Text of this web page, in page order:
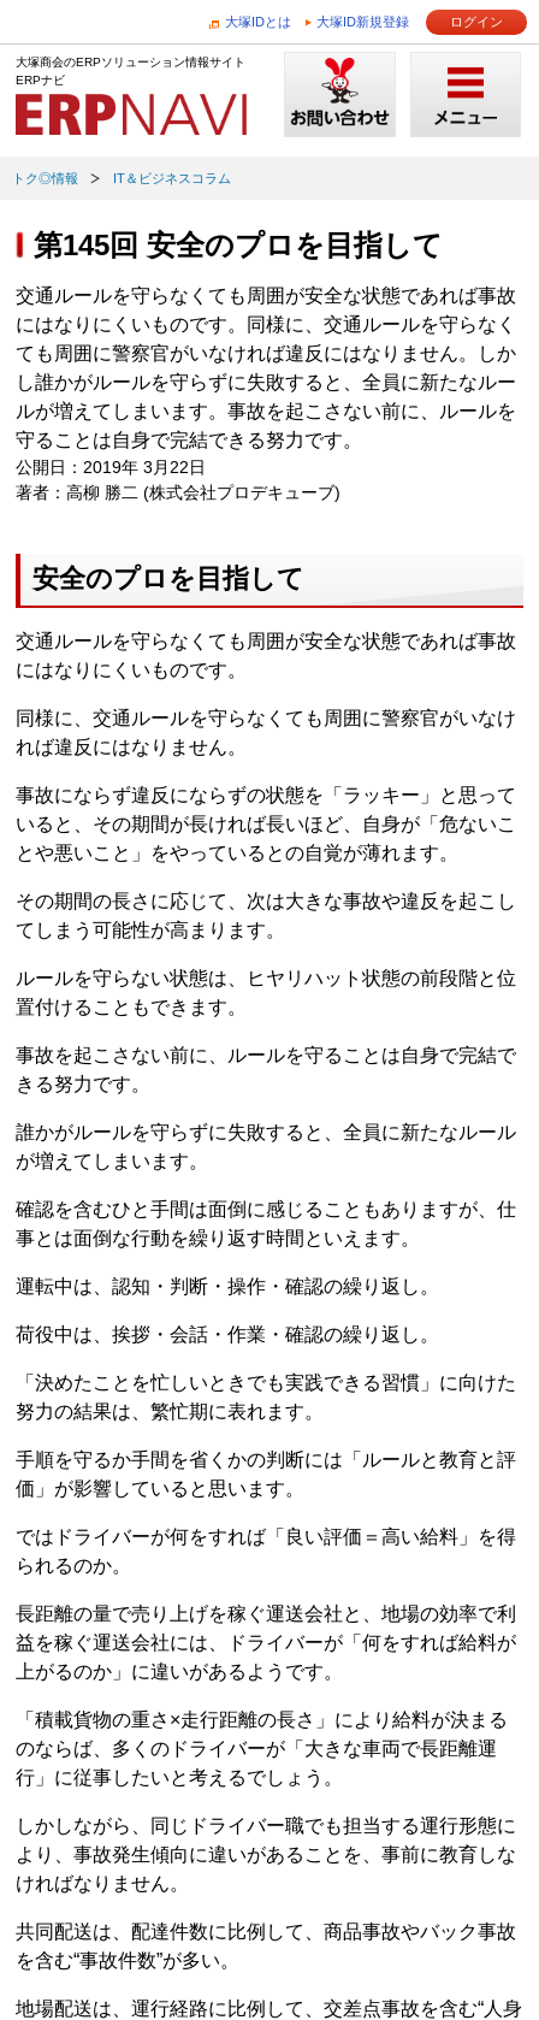
大塚IDとは 大塚ID新規登録 ログイン
大塚商会のERPソリューション情報サイト
ERPナビ
トク◎情報 IT＆ビジネスコラム
第145回 安全のプロを目指して
交通ルールを守らなくても周囲が安全な状態であれば事故
にはなりにくいものです。同様に、交通ルールを守らなく
ても周囲に警察官がいなければ違反にはなりません。しか
し誰かがルールを守らずに失敗すると、全員に新たなルー
ルが増えてしまいます。事故を起こさない前に、ルールを
守ることは自身で完結できる努力です。
公開日：2019年 3月22日
著者：高柳 勝二 (株式会社プロデキューブ)
安全のプロを目指して
交通ルールを守らなくても周囲が安全な状態であれば事故
にはなりにくいものです。
同様に、交通ルールを守らなくても周囲に警察官がいなけ
れば違反にはなりません。
事故にならず違反にならずの状態を「ラッキー」と思って
いると、その期間が長ければ長いほど、自身が「危ないこ
とや悪いこと」をやっているとの自覚が薄れます。
その期間の長さに応じて、次は大きな事故や違反を起こし
てしまう可能性が高まります。
ルールを守らない状態は、ヒヤリハット状態の前段階と位
置付けることもできます。
事故を起こさない前に、ルールを守ることは自身で完結で
きる努力です。
誰かがルールを守らずに失敗すると、全員に新たなルール
が増えてしまいます。
確認を含むひと手間は面倒に感じることもありますが、仕
事とは面倒な行動を繰り返す時間といえます。
運転中は、認知・判断・操作・確認の繰り返し。
荷役中は、挨拶・会話・作業・確認の繰り返し。
「決めたことを忙しいときでも実践できる習慣」に向けた
努力の結果は、繁忙期に表れます。
手順を守るか手間を省くかの判断には「ルールと教育と評
価」が影響していると思います。
ではドライバーが何をすれば「良い評価＝高い給料」を得
られるのか。
長距離の量で売り上げを稼ぐ運送会社と、地場の効率で利
益を稼ぐ運送会社には、ドライバーが「何をすれば給料が
上がるのか」に違いがあるようです。
「積載貨物の重さ×走行距離の長さ」により給料が決まる
のならば、多くのドライバーが「大きな車両で長距離運
行」に従事したいと考えるでしょう。
しかしながら、同じドライバー職でも担当する運行形態に
より、事故発生傾向に違いがあることを、事前に教育しな
ければなりません。
共同配送は、配達件数に比例して、商品事故やバック事故
を含む“事故件数”が多い。
地場配送は、運行経路に比例して、交差点事故を含む“人身